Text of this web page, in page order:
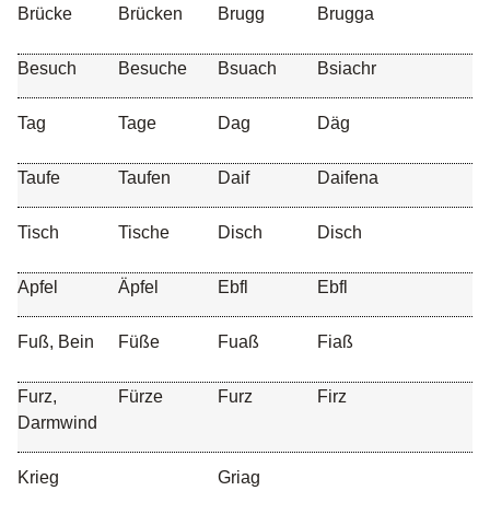
Brücke Brücken Brugg Brugga
Besuch Besuche Bsuach Bsiachr
Tag Tage Dag Däg
Taufe Taufen Daif Daifena
Tisch Tische Disch Disch
Apfel Äpfel Ebfl Ebfl
Fuß, Bein Füße Fuaß Fiaß
Furz,
Darmwind
Fürze Furz Firz
Krieg Griag